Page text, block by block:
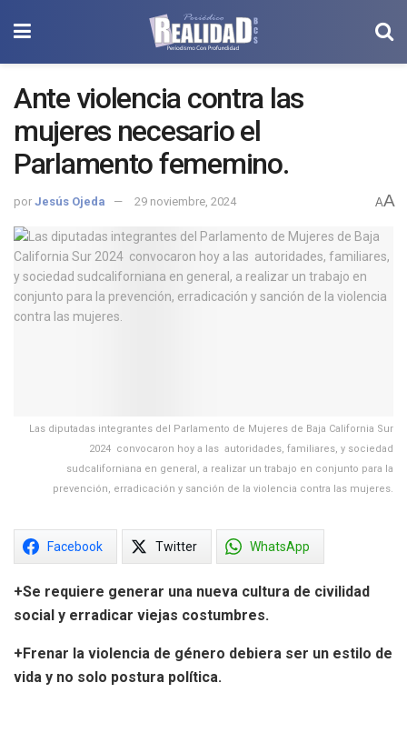
Ante violencia contra las
mujeres necesario el
Parlamento fememino.
por Jesús Ojeda 29 noviembre, 2024 AA
Las diputadas integrantes del Parlamento de Mujeres de Baja California Sur
2024 convocaron hoy a las autoridades, familiares, y sociedad
sudcaliforniana en general, a realizar un trabajo en conjunto para la
prevención, erradicación y sanción de la violencia contra las mujeres.
Facebook Twitter WhatsApp
+Se requiere generar una nueva cultura de civilidad
social y erradicar viejas costumbres.
+Frenar la violencia de género debiera ser un estilo de
vida y no solo postura política.